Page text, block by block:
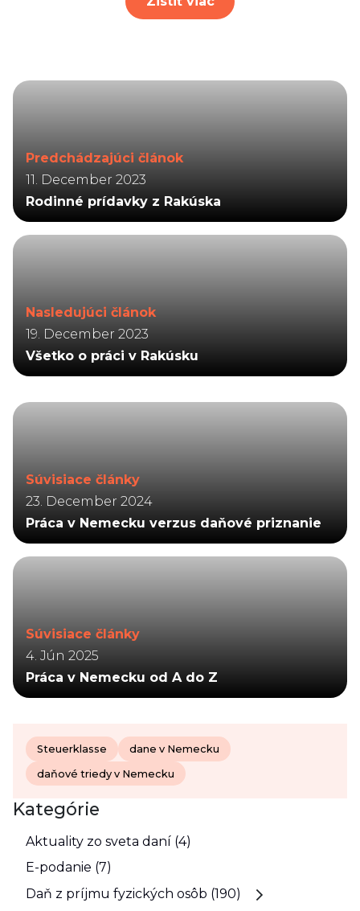
Predchádzajúci článok
11. December 2023
Rodinné prídavky z Rakúska
Nasledujúci článok
19. December 2023
Všetko o práci v Rakúsku
Súvisiace články
23. December 2024
Práca v Nemecku verzus daňové priznanie
Súvisiace články
4. Jún 2025
Práca v Nemecku od A do Z
Steuerklasse dane v Nemecku
daňové triedy v Nemecku
Kategórie
Aktuality zo sveta daní (4)
E-podanie (7)
Daň z príjmu fyzických osôb (190)